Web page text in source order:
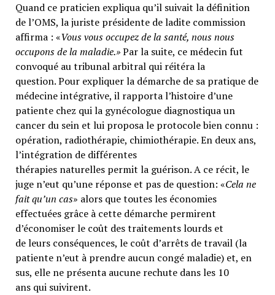
Quand ce praticien expliqua qu’il suivait la définition
de l’OMS, la juriste présidente de ladite commission
affirma : «Vous vous occupez de la santé, nous nous
occupons de la maladie.»Par la suite, ce médecin fut
convoqué au tribunal arbitral qui réitéra la
question. Pour expliquer la démarche de sa pratique de
médecine intégrative, il rapporta l’histoire d’une
patiente chez qui la gynécologue diagnostiqua un
cancer du sein et lui proposa le protocole bien connu :
opération, radiothérapie, chimiothérapie. En deux ans,
l’intégration de différentes
thérapies naturelles permit la guérison. A ce récit, le
juge n’eut qu’une réponse et pas de question: «Cela ne
fait qu’un cas» alors que toutes les économies
effectuées grâce à cette démarche permirent
d’économiser le coût des traitements lourds et
de leurs conséquences, le coût d’arrêts de travail (la
patiente n’eut à prendre aucun congé maladie) et, en
sus, elle ne présenta aucune rechute dans les 10
ans qui suivirent.